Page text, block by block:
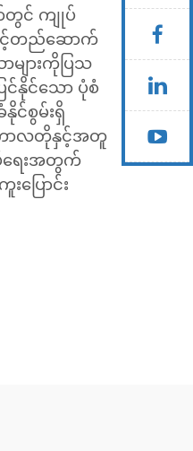
တွင် ကျုပ်
င့်တည်ဆောက်
များကိုပြသ
နိုင်သော ပုံစံ
နိုင်စွမ်းရှိ
ကာလတိုနှင့်အတူ
ရေးအတွက်
ပြောင်း